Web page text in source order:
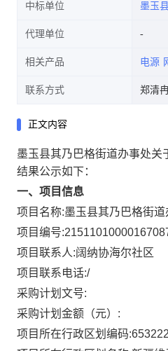
中标单位 墨玉
代理单位
相关产品 电源
联系方式 郑清
正文内容
墨玉县其乃巴格街道办事处关
结果公示如下：
一、项目信息
项目名称:墨玉县其乃巴格街
项目编号:
项目联系人:阔纳协海尔社区
项目联系电话:/
采购计划文号:
采购计划金额（元）:
项目所在行政区划编码:653222